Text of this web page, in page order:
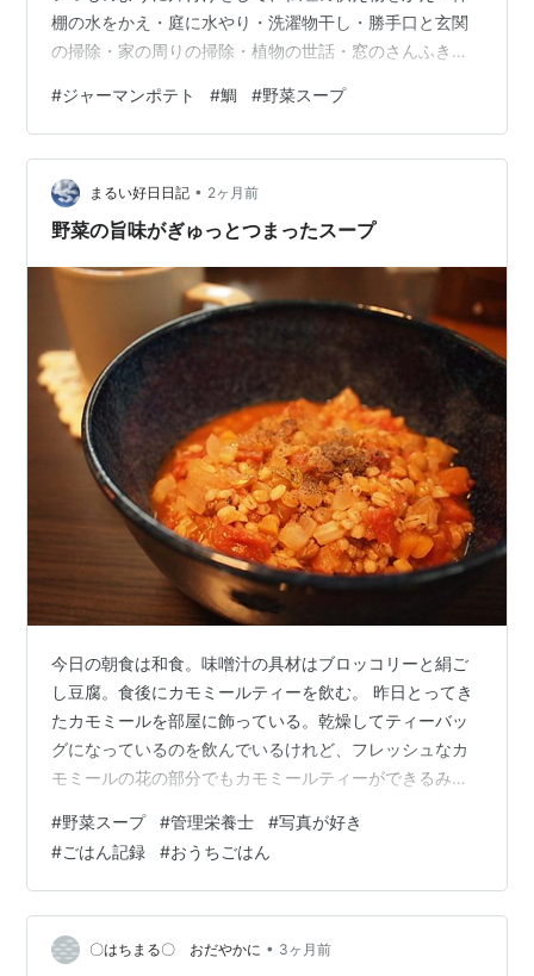
棚の水をかえ・庭に水やり・洗濯物干し・勝手口と玄関
の掃除・家の周りの掃除・植物の世話・窓のさんふき・
えました。 午後は、宅配ボックスの天板が、割れて雨が
しみ込むようになったので、修理をしました。薄いアク
リル板を購入して、打ち付けたのですが、今までしみ込
んだ湿気がこもる感じになってしまい失敗かもしれない
です。天板ごと変える方がよかったかもです。 洗濯物を
#ジャーマンポテト #鯛 #野菜スープ
まるい好日日記 • 2ヶ月前
野菜の旨味がぎゅっとつまったスープ
今日の朝食は和食。味噌汁の具材はブロッコリーと絹ご
し豆腐。食後にカモミールティーを飲む。 昨日とってき
たカモミールを部屋に飾っている。乾燥してティーバッ
グになっているのを飲んでいるけれど、フレッシュなカ
モミールの花の部分でもカモミールティーができるみた
しいので、なかなか飲む気にならないかもしれないけれ
ど。 丸パンの仕込みをする。発酵させている間に夫とお
散歩。久しぶりにカメラを持って。 15年ほど前に買い、
大事に使っていたカメラ。ここ最近はしまったままでま
ったく使っていなかった。急にまたカメラを始めたくな
#野菜スープ #管理栄養士 #写真が好き
#ごはん記録 #おうちごはん
〇はちまる〇 おだやかに • 3ヶ月前